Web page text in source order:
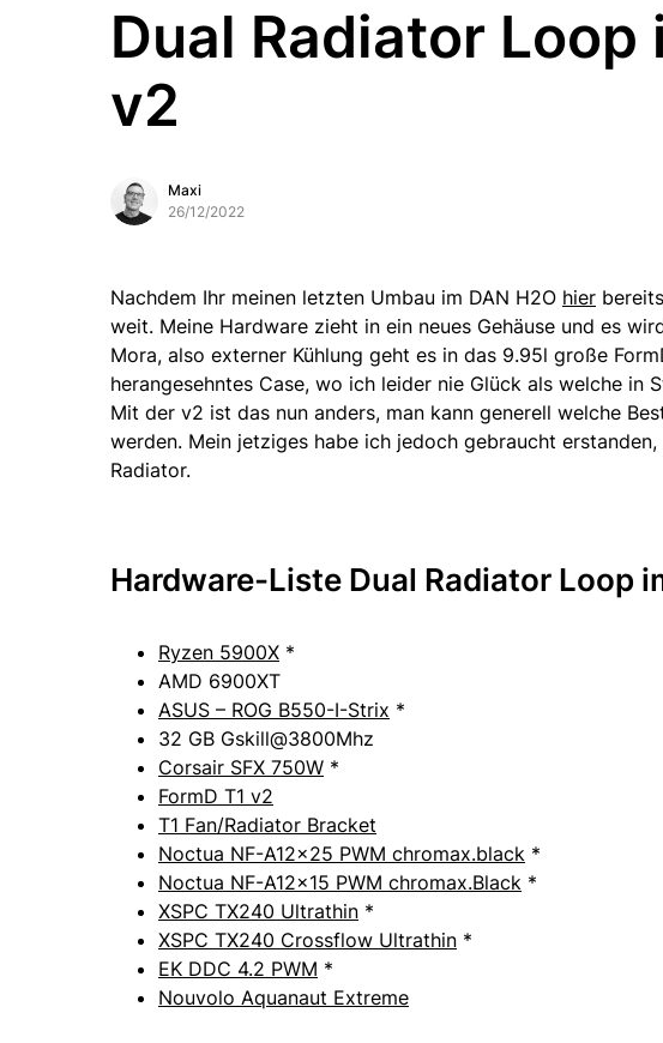
Dual Radiator Loop
v2
Maxi
26/12/2022
Nachdem Ihr meinen letzten Umbau im DAN H2O hier
weit. Meine Hardware zieht in ein neues Gehäuse und es
Mora, also externer Kühlung geht es in das 9.95l große
herangesehntes Case, wo ich leider nie Glück als welche in
Mit der v2 ist das nun anders, man kann generell welche
werden. Mein jetziges habe ich jedoch gebraucht
Radiator.
Hardware-Liste Dual Radiator Loop
Ryzen 5900X *
AMD 6900XT
ASUS – ROG B550-I-Strix *
32 GB Gskill@3800Mhz
Corsair SFX 750W *
FormD T1 v2
T1 Fan/Radiator Bracket
Noctua NF-A12x25 PWM chromax.black *
Noctua NF-A12x15 PWM chromax.Black *
XSPC TX240 Ultrathin *
XSPC TX240 Crossflow Ultrathin *
EK DDC 4.2 PWM *
Nouvolo Aquanaut Extreme